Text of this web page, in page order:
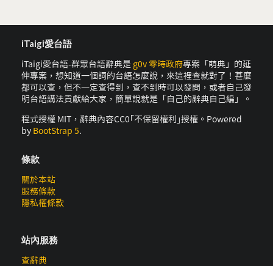
iTaigi愛台語
iTaigi愛台語-群眾台語辭典是 g0v 零時政府專案「萌典」的延
伸專案，想知道一個詞的台語怎麼說，來這裡查就對了！甚麼
都可以查，但不一定查得到，查不到時可以發問，或者自己發
明台語講法貢獻給大家，簡單說就是「自己的辭典自己編」。
程式授權 MIT，辭典內容CC0｢不保留權利｣授權。Powered
by BootStrap 5.
條款
關於本站
服務條款
隱私權條款
站內服務
查辭典